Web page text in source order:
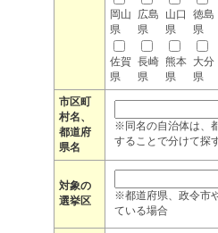
岡山
県
広島
県
山口
県
徳島
県
佐賀
県
長崎
県
熊本
県
大分
県
市区町
村名、
都道府
県名
※同名の自治体は、
することで分けて探
対象の
選挙区
※都道府県、政令市
ている場合